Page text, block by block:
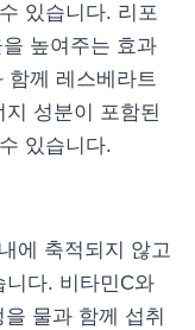
있습니다. 리포
높여주는 효과
함께 레스베라트
성분이 포함된
있습니다.
에 축적되지 않고
니다. 비타민C와
물과 함께 섭취